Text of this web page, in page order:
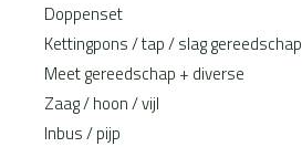
Doppenset
Kettingpons / tap / slag gereedschap
Meet gereedschap + diverse
Zaag / hoon / vijl
Inbus / pijp